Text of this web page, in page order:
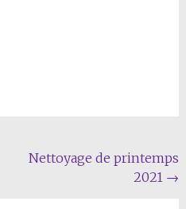
Nettoyage de printemps
2021 →